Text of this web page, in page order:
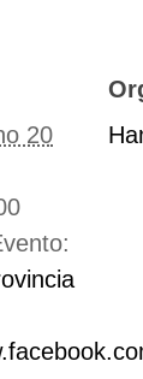
20